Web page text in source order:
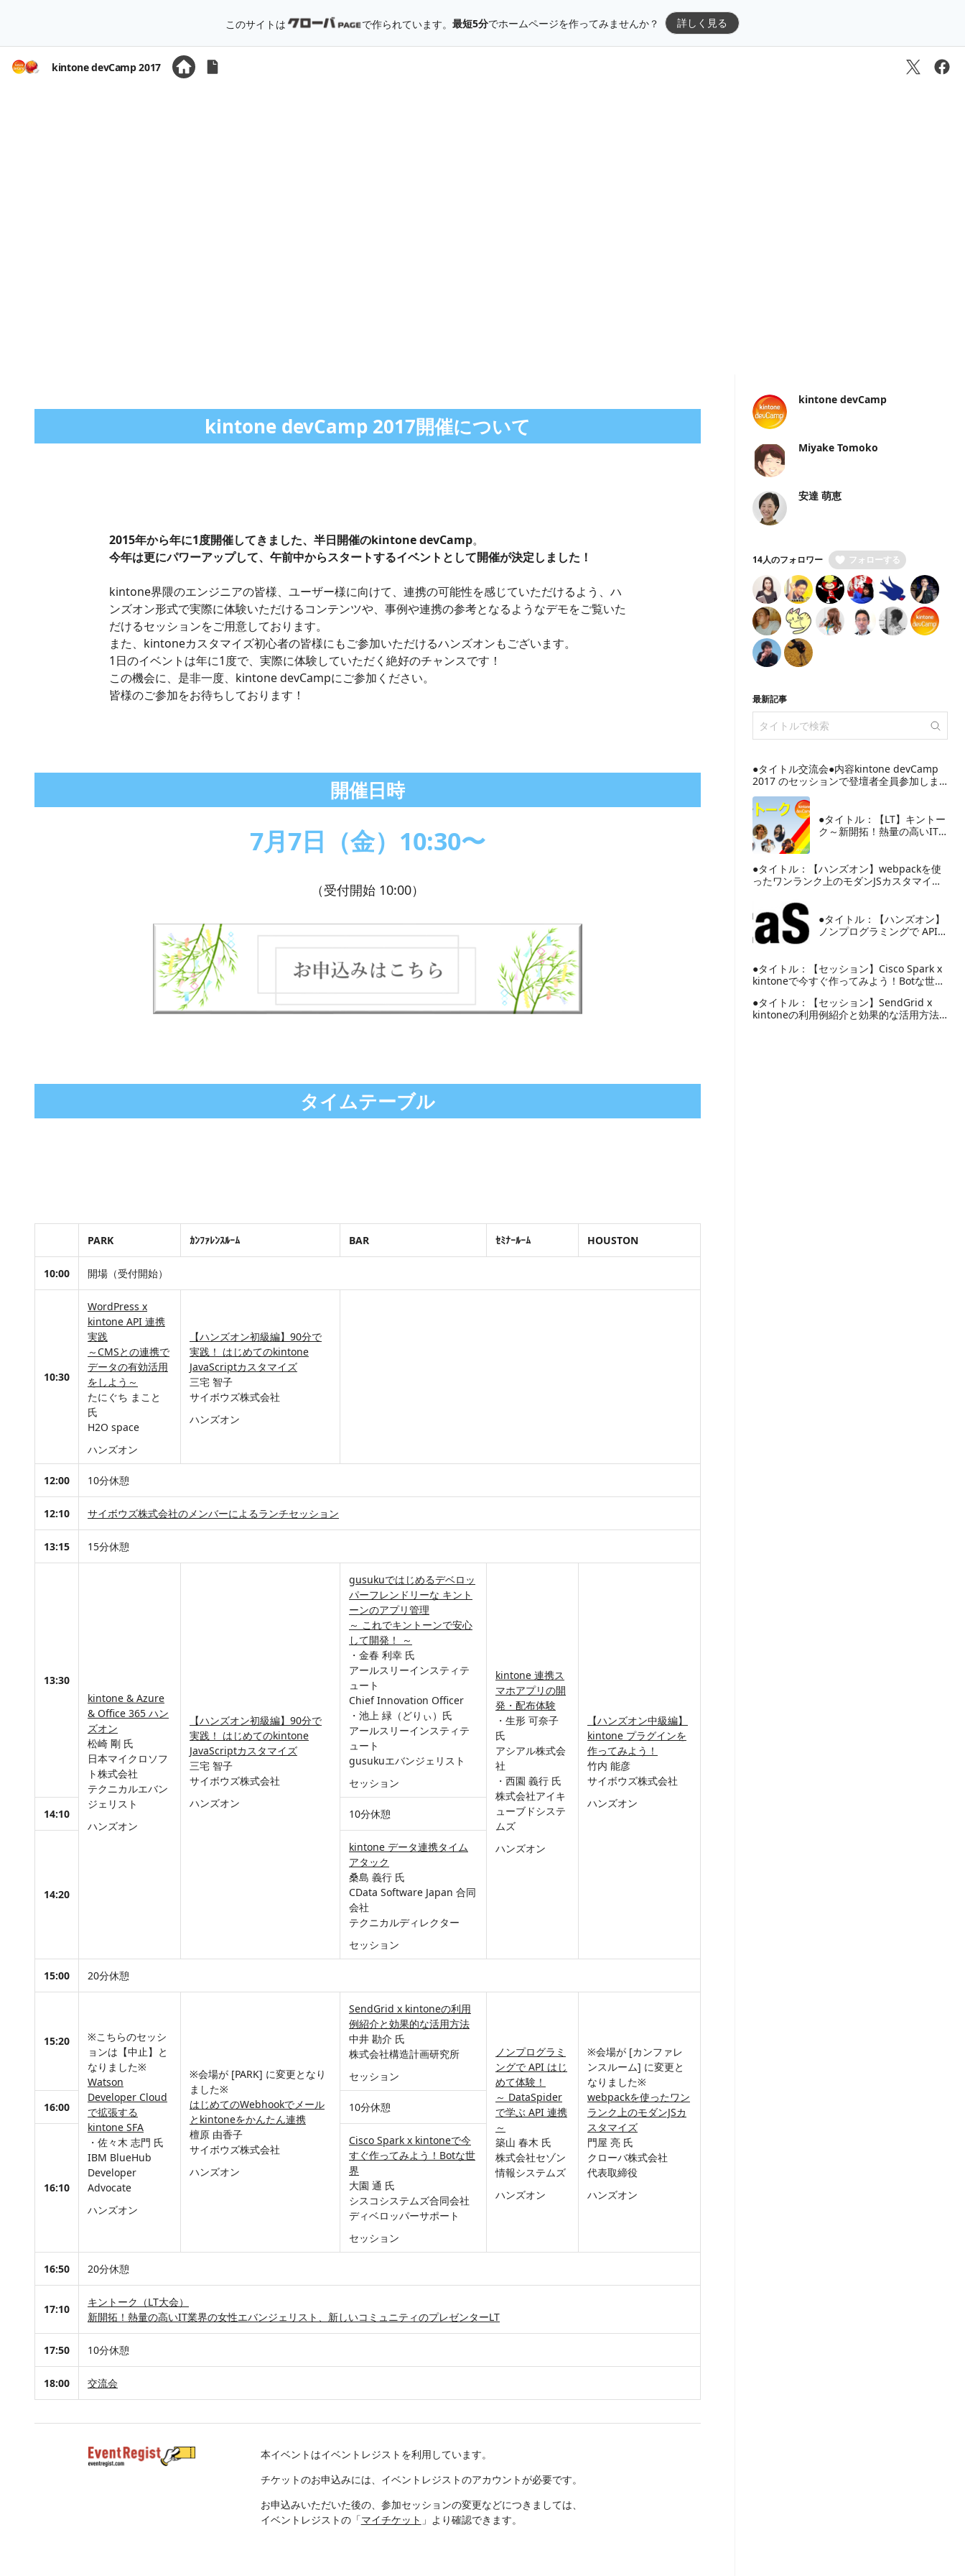
このサイトは で作られています。 最短5分でホームページを作ってみませんか？ 詳しく見る
kintone devCamp 2017
kintone devCamp 2017開催について
2015年から年に1度開催してきました、半日開催のkintone devCamp。
今年は更にパワーアップして、午前中からスタートするイベントとして開催が決定しました！
kintone界隈のエンジニアの皆様、ユーザー様に向けて、連携の可能性を感じていただけるよう、ハ
ンズオン形式で実際に体験いただけるコンテンツや、事例や連携の参考となるようなデモをご覧いた
だけるセッションをご用意しております。
また、kintoneカスタマイズ初心者の皆様にもご参加いただけるハンズオンもございます。
1日のイベントは年に1度で、実際に体験していただく絶好のチャンスです！
この機会に、是非一度、kintone devCampにご参加ください。
皆様のご参加をお待ちしております！
開催日時
7月7日（金）10:30〜
（受付開始 10:00）
タイムテーブル
PARK ｶﾝﾌｧﾚﾝｽﾙｰﾑ BAR ｾﾐﾅｰﾙｰﾑ HOUSTON
10:00 開場（受付開始）
10:30
WordPress x
kintone API 連携
実践
～CMSとの連携で
データの有効活用
をしよう～
たにぐち まこと
氏
H2O space
ハンズオン
【ハンズオン初級編】90分で
実践！ はじめてのkintone
JavaScriptカスタマイズ
三宅 智子
サイボウズ株式会社
ハンズオン
12:00 10分休憩
12:10 サイボウズ株式会社のメンバーによるランチセッション
13:15 15分休憩
13:30
kintone & Azure
& Office 365 ハン
ズオン
松崎 剛 氏
日本マイクロソフ
ト株式会社
テクニカルエバン
ジェリスト
ハンズオン
【ハンズオン初級編】90分で
実践！ はじめてのkintone
JavaScriptカスタマイズ
三宅 智子
サイボウズ株式会社
ハンズオン
gusukuではじめるデベロッ
パーフレンドリーな キント
ーンのアプリ管理
～ これでキントーンで安心
して開発！ ～
・金春 利幸 氏
アールスリーインスティテ
ュート
Chief Innovation Officer
・池上 緑（どりぃ）氏
アールスリーインスティテ
ュート
gusukuエバンジェリスト
セッション
kintone 連携ス
マホアプリの開
発・配布体験
・生形 可奈子
氏
アシアル株式会
社
・西園 義行 氏
株式会社アイキ
ューブドシステ
ムズ
ハンズオン
【ハンズオン中級編】
kintone プラグインを
作ってみよう！
竹内 能彦
サイボウズ株式会社
ハンズオン
14:10 10分休憩
14:20
kintone データ連携タイム
アタック
桑島 義行 氏
CData Software Japan 合同
会社
テクニカルディレクター
セッション
15:00 20分休憩
15:20
※こちらのセッシ
ョンは【中止】と
なりました※
Watson
Developer Cloud
で拡張する
kintone SFA
・佐々木 志門 氏
IBM BlueHub
Developer
Advocate
ハンズオン
※会場が [PARK] に変更となり
ました※
はじめてのWebhookでメール
とkintoneをかんたん連携
檀原 由香子
サイボウズ株式会社
ハンズオン
SendGrid x kintoneの利用
例紹介と効果的な活用方法
中井 勘介 氏
株式会社構造計画研究所
セッション
ノンプログラミ
ングで API はじ
めて体験！
～ DataSpider
で学ぶ API 連携
～
築山 春木 氏
株式会社セゾン
情報システムズ
ハンズオン
※会場が [カンファレ
ンスルーム] に変更と
なりました※
webpackを使ったワン
ランク上のモダンJSカ
スタマイズ
門屋 亮 氏
クローバ株式会社
代表取締役
ハンズオン
16:00 10分休憩
16:10
Cisco Spark x kintoneで今
すぐ作ってみよう！Botな世
界
大園 通 氏
シスコシステムズ合同会社
ディベロッパーサポート
セッション
16:50 20分休憩
17:10
キントーク（LT大会）
新開拓！熱量の高いIT業界の女性エバンジェリスト、新しいコミュニティのプレゼンターLT
17:50 10分休憩
18:00 交流会
本イベントはイベントレジストを利用しています。
チケットのお申込みには、イベントレジストのアカウントが必要です。
お申込みいただいた後の、参加セッションの変更などにつきましては、
イベントレジストの「マイチケット 」より確認できます。
kintone devCamp
Miyake Tomoko
安達 萌恵
14人のフォロワー フォローする
最新記事
●タイトル交流会●内容kintone devCamp
2017 のセッションで登壇者全員参加しま
す。セッションでは...
●タイトル：【LT】キントー
ク～新開拓！熱量の高いIT
プレゼンター...
●タイトル：【ハンズオン】webpackを使
ったワンランク上のモダンJSカスタマイズ
●タイトル：【ハンズオン】
ノンプログラミングで API
携...
●タイトル：【セッション】Cisco Spark x
kintoneで今すぐ作ってみよう！Botな世界
●タイトル：【セッション】SendGrid x
kintoneの利用例紹介と効果的な活用方法●